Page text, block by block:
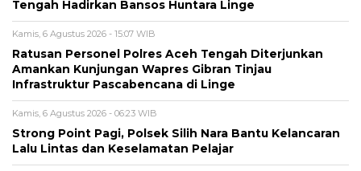
Tengah Hadirkan Bansos Huntara Linge
Kamis, 6 Agustus 2026 - 15:07 WIB
Ratusan Personel Polres Aceh Tengah Diterjunkan
Amankan Kunjungan Wapres Gibran Tinjau
Infrastruktur Pascabencana di Linge
Kamis, 6 Agustus 2026 - 06:23 WIB
Strong Point Pagi, Polsek Silih Nara Bantu Kelancaran
Lalu Lintas dan Keselamatan Pelajar